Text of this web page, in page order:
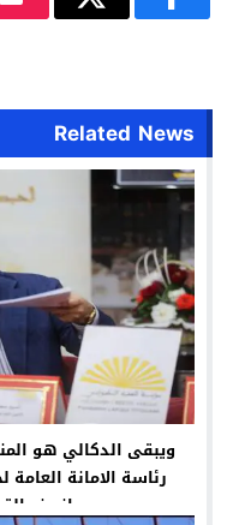
Related News
ويبقى الدكالي هو
رئاسة الامانة
انصف